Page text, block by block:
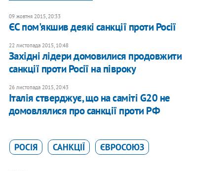
09 жовтня 2015, 20:33
ЄС пом'якшив деякі санкції проти Росії
22 листопада 2015, 10:48
Західні лідери домовилися продовжити
санкції проти Росії на півроку
26 листопада 2015, 20:43
Італія стверджує, що на саміті G20 не
домовлялися про санкції проти РФ
РОСІЯ САНКЦІЇ ЄВРОСОЮЗ